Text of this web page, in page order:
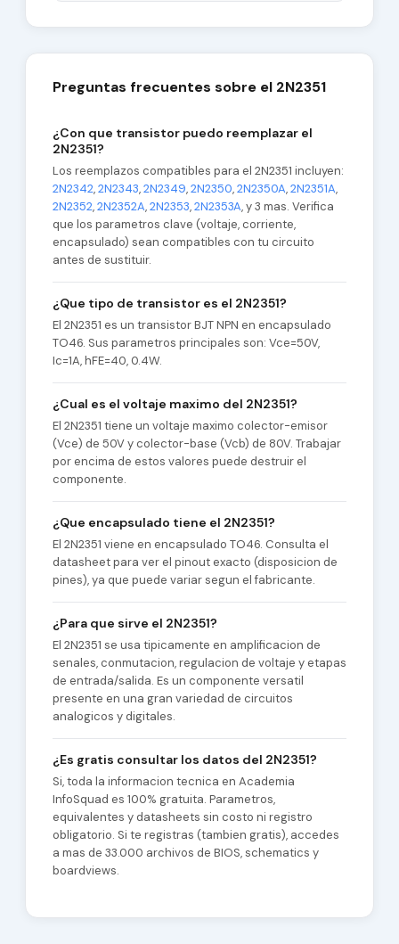
Preguntas frecuentes sobre el 2N2351
¿Con que transistor puedo reemplazar el
2N2351?
Los reemplazos compatibles para el 2N2351 incluyen:
2N2342,2N2343,2N2349,2N2350,2N2350A,2N2351A,
2N2352,2N2352A,2N2353,2N2353A, y 3 mas. Verifica
que los parametros clave (voltaje, corriente,
encapsulado) sean compatibles con tu circuito
antes de sustituir.
¿Que tipo de transistor es el 2N2351?
El 2N2351 es un transistor BJT NPN en encapsulado
TO46. Sus parametros principales son: Vce=50V,
Ic=1A, hFE=40, 0.4W.
¿Cual es el voltaje maximo del 2N2351?
El 2N2351 tiene un voltaje maximo colector-emisor
(Vce) de 50V y colector-base (Vcb) de 80V. Trabajar
por encima de estos valores puede destruir el
componente.
¿Que encapsulado tiene el 2N2351?
El 2N2351 viene en encapsulado TO46. Consulta el
datasheet para ver el pinout exacto (disposicion de
pines), ya que puede variar segun el fabricante.
¿Para que sirve el 2N2351?
El 2N2351 se usa tipicamente en amplificacion de
senales, conmutacion, regulacion de voltaje y etapas
de entrada/salida. Es un componente versatil
presente en una gran variedad de circuitos
analogicos y digitales.
¿Es gratis consultar los datos del 2N2351?
Si, toda la informacion tecnica en Academia
InfoSquad es 100% gratuita. Parametros,
equivalentes y datasheets sin costo ni registro
obligatorio. Si te registras (tambien gratis), accedes
a mas de 33.000 archivos de BIOS, schematics y
boardviews.